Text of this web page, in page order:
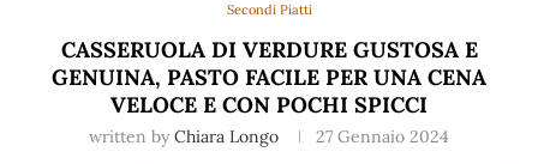
Secondi Piatti
CASSERUOLA DI VERDURE GUSTOSA E
GENUINA, PASTO FACILE PER UNA CENA
VELOCE E CON POCHI SPICCI
written by Chiara Longo 27 Gennaio 2024